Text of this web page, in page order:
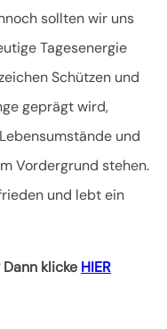
sollten wir uns
Tagesenergie
Schützen und
geprägt wird,
und
Vordergrund stehen.
und lebt ein
klicke HIER